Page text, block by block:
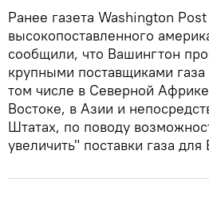
Ранее газета Washington
высокопоставленного
сообщили, что Вашингтон
крупными поставщиками
том числе в Северной
Востоке, в Азии и
Штатах, по поводу
увеличить" поставки газа